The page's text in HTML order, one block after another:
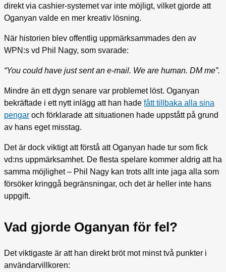
direkt via cashier-systemet var inte möjligt, vilket gjorde att
Oganyan valde en mer kreativ lösning.
När historien blev offentlig uppmärksammades den av
WPN:s vd Phil Nagy, som svarade:
“You could have just sent an e-mail. We are human. DM me”.
Mindre än ett dygn senare var problemet löst. Oganyan
bekräftade i ett nytt inlägg att han hade fått tillbaka alla sina
pengar och förklarade att situationen hade uppstått på grund
av hans eget misstag.
Det är dock viktigt att förstå att Oganyan hade tur som fick
vd:ns uppmärksamhet. De flesta spelare kommer aldrig att ha
samma möjlighet – Phil Nagy kan trots allt inte jaga alla som
försöker kringgå begränsningar, och det är heller inte hans
uppgift.
Vad gjorde Oganyan för fel?
Det viktigaste är att han direkt bröt mot minst två punkter i
användarvillkoren: